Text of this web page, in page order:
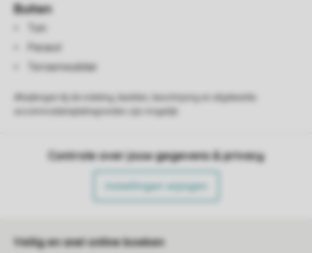
Buiten
Tuin
Parasol
Terrasmeubilair
Controle over jouw gegevens & privacy
Instellingen wijzigen
Veilig en snel online boeken